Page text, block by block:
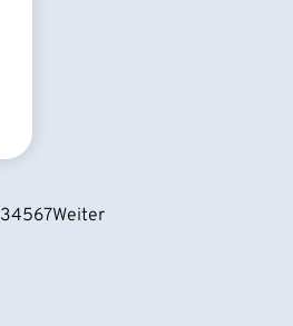
34567Weiter